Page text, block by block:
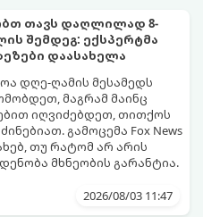
თავს დაღლილად 8-
შემდეგ: ექსპერტმა
დაასახელა
დღე-ღამის მესამედს
მაგრამ მაინც
იღვიძებდეთ, თითქოს
გამოცემა Fox News
თუ რატომ არ არის
მხნეობის გარანტია.
2026/08/03 11:47